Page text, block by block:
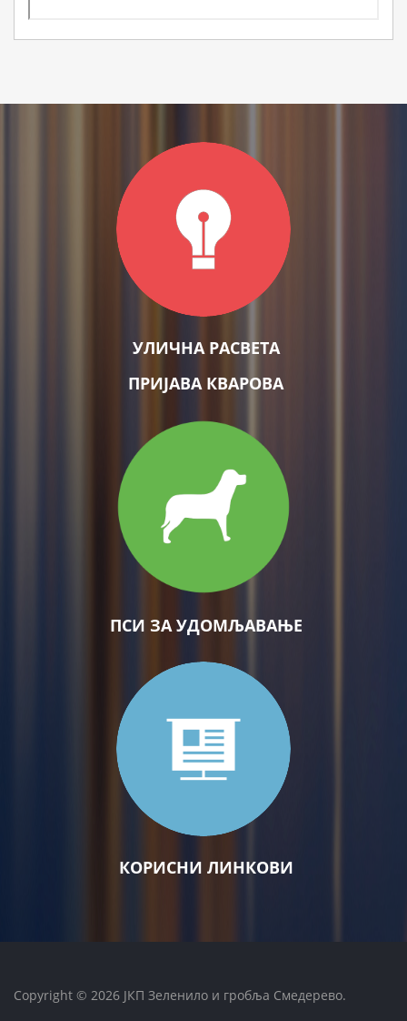
УЛИЧНА РАСВЕТА
ПРИЈАВА КВАРОВА
ПСИ ЗА УДОМЉАВАЊЕ
КОРИСНИ ЛИНКОВИ
Copyright © 2026 ЈКП Зеленило и гробља Смедерево.